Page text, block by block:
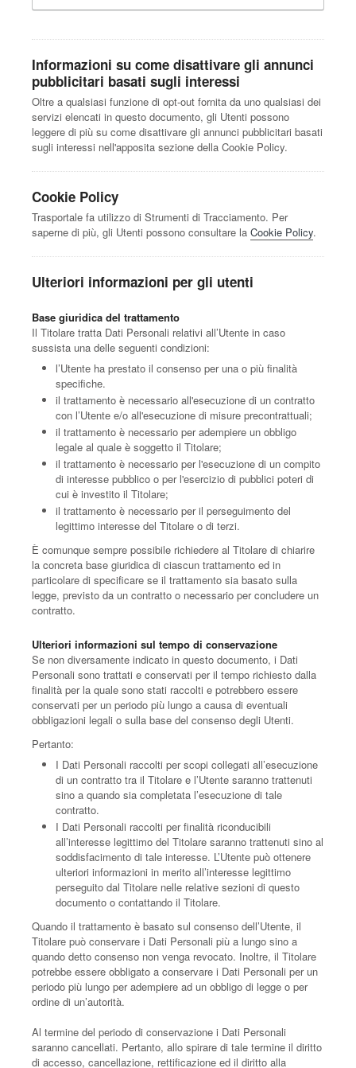
Informazioni su come disattivare gli annunci
pubblicitari basati sugli interessi
Oltre a qualsiasi funzione di opt-out fornita da uno qualsiasi dei
servizi elencati in questo documento, gli Utenti possono
leggere di più su come disattivare gli annunci pubblicitari basati
sugli interessi nell'apposita sezione della Cookie Policy.
Cookie Policy
Trasportale fa utilizzo di Strumenti di Tracciamento. Per
saperne di più, gli Utenti possono consultare la Cookie Policy.
Ulteriori informazioni per gli utenti
Base giuridica del trattamento
Il Titolare tratta Dati Personali relativi all’Utente in caso
sussista una delle seguenti condizioni:
l’Utente ha prestato il consenso per una o più finalità
specifiche.
il trattamento è necessario all'esecuzione di un contratto
con l’Utente e/o all'esecuzione di misure precontrattuali;
il trattamento è necessario per adempiere un obbligo
legale al quale è soggetto il Titolare;
il trattamento è necessario per l'esecuzione di un compito
di interesse pubblico o per l'esercizio di pubblici poteri di
cui è investito il Titolare;
il trattamento è necessario per il perseguimento del
legittimo interesse del Titolare o di terzi.
È comunque sempre possibile richiedere al Titolare di chiarire
la concreta base giuridica di ciascun trattamento ed in
particolare di specificare se il trattamento sia basato sulla
legge, previsto da un contratto o necessario per concludere un
contratto.
Ulteriori informazioni sul tempo di conservazione
Se non diversamente indicato in questo documento, i Dati
Personali sono trattati e conservati per il tempo richiesto dalla
finalità per la quale sono stati raccolti e potrebbero essere
conservati per un periodo più lungo a causa di eventuali
obbligazioni legali o sulla base del consenso degli Utenti.
Pertanto:
I Dati Personali raccolti per scopi collegati all’esecuzione
di un contratto tra il Titolare e l’Utente saranno trattenuti
sino a quando sia completata l’esecuzione di tale
contratto.
I Dati Personali raccolti per finalità riconducibili
all’interesse legittimo del Titolare saranno trattenuti sino al
soddisfacimento di tale interesse. L’Utente può ottenere
ulteriori informazioni in merito all’interesse legittimo
perseguito dal Titolare nelle relative sezioni di questo
documento o contattando il Titolare.
Quando il trattamento è basato sul consenso dell’Utente, il
Titolare può conservare i Dati Personali più a lungo sino a
quando detto consenso non venga revocato. Inoltre, il Titolare
potrebbe essere obbligato a conservare i Dati Personali per un
periodo più lungo per adempiere ad un obbligo di legge o per
ordine di un’autorità.
Al termine del periodo di conservazione i Dati Personali
saranno cancellati. Pertanto, allo spirare di tale termine il diritto
di accesso, cancellazione, rettificazione ed il diritto alla